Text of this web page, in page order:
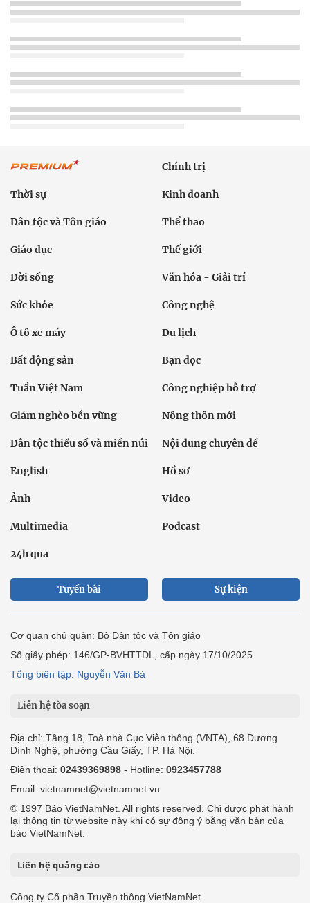
Chính trị
Thời sự Kinh doanh
Dân tộc và Tôn giáo Thể thao
Giáo dục Thế giới
Đời sống Văn hóa - Giải trí
Sức khỏe Công nghệ
Ô tô xe máy Du lịch
Bất động sản Bạn đọc
Tuần Việt Nam Công nghiệp hỗ trợ
Giảm nghèo bền vững Nông thôn mới
Dân tộc thiểu số và miền núi Nội dung chuyên đề
English Hồ sơ
Ảnh Video
Multimedia Podcast
24h qua
Tuyến bài Sự kiện
Cơ quan chủ quản: Bộ Dân tộc và Tôn giáo
Số giấy phép: 146/GP-BVHTTDL, cấp ngày 17/10/2025
Tổng biên tập: Nguyễn Văn Bá
Liên hệ tòa soạn
Địa chỉ: Tầng 18, Toà nhà Cục Viễn thông (VNTA), 68 Dương
Đình Nghệ, phường Cầu Giấy, TP. Hà Nội.
Điện thoại: 02439369898 - Hotline: 0923457788
Email: vietnamnet@vietnamnet.vn
© 1997 Báo VietNamNet. All rights reserved. Chỉ được phát hành
lại thông tin từ website này khi có sự đồng ý bằng văn bản của
báo VietNamNet.
Liên hệ quảng cáo
Công ty Cổ phần Truyền thông VietNamNet